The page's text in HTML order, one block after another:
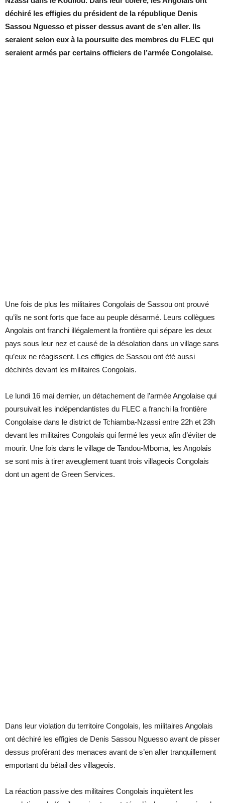
déchiré les effigies du président de la république Denis
Sassou Nguesso et pisser dessus avant de s’en aller. Ils
seraient selon eux à la poursuite des membres du FLEC qui
seraient armés par certains officiers de l’armée Congolaise.
Une fois de plus les militaires Congolais de Sassou ont prouvé
qu’ils ne sont forts que face au peuple désarmé. Leurs collègues
Angolais ont franchi illégalement la frontière qui sépare les deux
pays sous leur nez et causé de la désolation dans un village sans
qu’eux ne réagissent. Les effigies de Sassou ont été aussi
déchirés devant les militaires Congolais.
Le lundi 16 mai dernier, un détachement de l’armée Angolaise qui
poursuivait les indépendantistes du FLEC a franchi la frontière
Congolaise dans le district de Tchiamba-Nzassi entre 22h et 23h
devant les militaires Congolais qui fermé les yeux afin d’éviter de
mourir. Une fois dans le village de Tandou-Mboma, les Angolais
se sont mis à tirer aveuglement tuant trois villageois Congolais
dont un agent de Green Services.
Dans leur violation du territoire Congolais, les militaires Angolais
ont déchiré les effigies de Denis Sassou Nguesso avant de pisser
dessus proférant des menaces avant de s’en aller tranquillement
emportant du bétail des villageois.
La réaction passive des militaires Congolais inquiètent les